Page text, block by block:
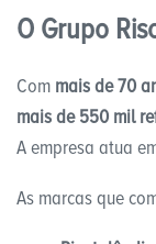
O Grupo
Com mais de 70
mais de 550 mil
A empresa atua
As marcas que